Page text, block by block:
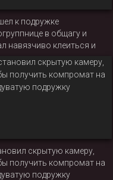
к подружке
в общагу и
навязчиво клеиться и
в трусики
скрытую камеру,
получить компромат на
подружку